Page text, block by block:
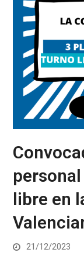
libre en
21/12/2023